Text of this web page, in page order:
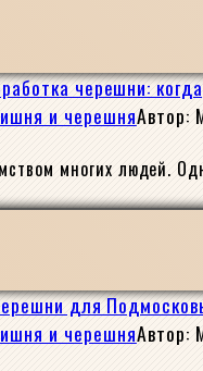
черешни:
и черешняАвтор:
многих людей.
для
и черешняАвтор: